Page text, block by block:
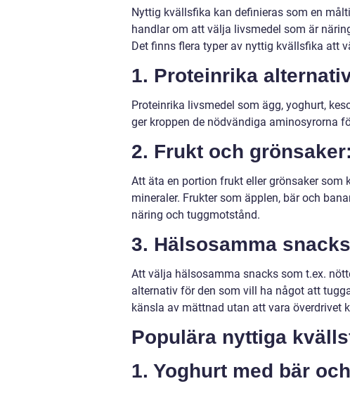
Nyttig kvällsfika kan definieras som en
handlar om att välja livsmedel som är
Det finns flera typer av nyttig kvällsfika att
1. Proteinrika
Proteinrika livsmedel som ägg, yoghurt,
ger kroppen de nödvändiga aminosyrorna
2. Frukt och grönsaker:
Att äta en portion frukt eller grönsaker
mineraler. Frukter som äpplen, bär och
näring och tuggmotstånd.
3. Hälsosamma
Att välja hälsosamma snacks som t.ex.
alternativ för den som vill ha något att
känsla av mättnad utan att vara överdrivet
Populära nyttiga
1. Yoghurt med bär